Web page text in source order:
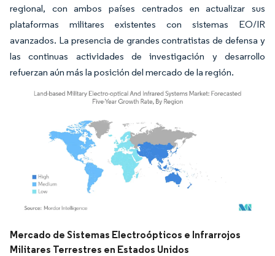
regional, con ambos países centrados en actualizar sus
plataformas militares existentes con sistemas EO/IR
avanzados. La presencia de grandes contratistas de defensa y
las continuas actividades de investigación y desarrollo
refuerzan aún más la posición del mercado de la región.
Imagen © Mordor Intelligence. El uso requiere atribución según CC BY 4.0.
Mercado de Sistemas Electroópticos e Infrarrojos
Militares Terrestres en Estados Unidos